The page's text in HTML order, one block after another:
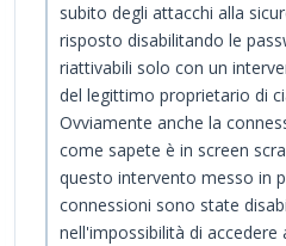
subito degli attacchi alla
risposto disabilitando le
riattivabili solo con un
del legittimo proprietario di
Ovviamente anche la
come sapete è in screen
questo intervento messo in
connessioni sono state
nell'impossibilità di accedere